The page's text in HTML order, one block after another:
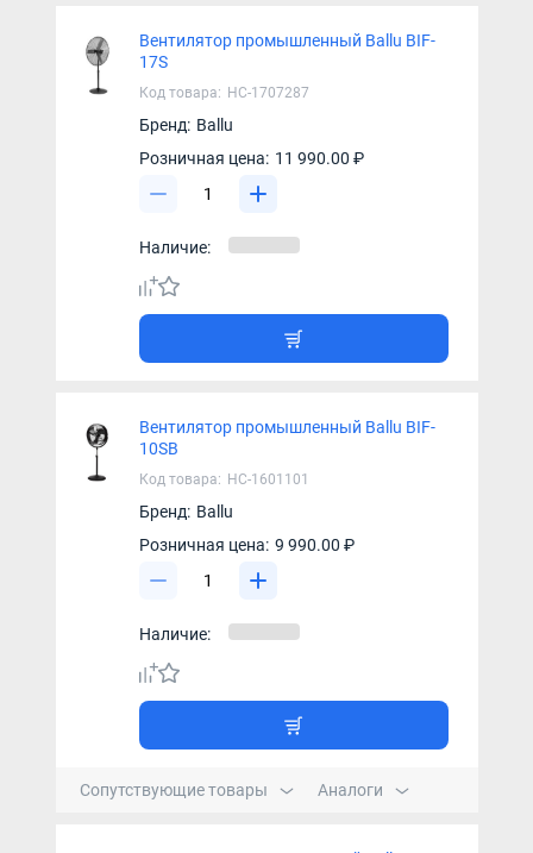
Вентилятор промышленный Ballu BIF-
17S
Код товара: НС-1707287
Бренд: Ballu
Розничная цена: 11 990.00 ₽
Наличие:
Вентилятор промышленный Ballu BIF-
10SB
Код товара: НС-1601101
Бренд: Ballu
Розничная цена: 9 990.00 ₽
Наличие:
Сопутствующие товары Аналоги